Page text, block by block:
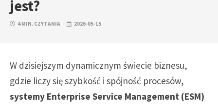
jest?
4 MIN. CZYTANIA 2026-05-15
W dzisiejszym dynamicznym świecie biznesu,
gdzie liczy się szybkość i spójność procesów,
systemy Enterprise Service Management (ESM)